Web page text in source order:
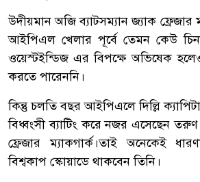
উদীয়মান অজি ব্যাটসম্যান জ্যাক
আইপিএল খেলার পূর্বে তেমন কেউ
ওয়েস্টইন্ডিজ এর বিপক্ষে অভিষেক
করতে পারেননি।
কিন্তু চলতি বছর আইপিএলে দিল্লি
বিধ্বংসী ব্যাটিং করে নজর এসেছেন
ফ্রেজার ম্যাকগার্ক।তাই অনেকেই
বিশ্বকাপ স্কোয়াডে থাকবেন তিনি।